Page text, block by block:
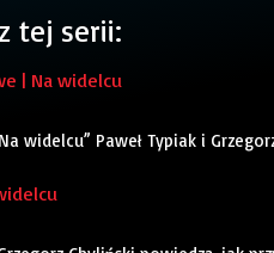
tej serii:
| Na widelcu
widelcu” Paweł Typiak i